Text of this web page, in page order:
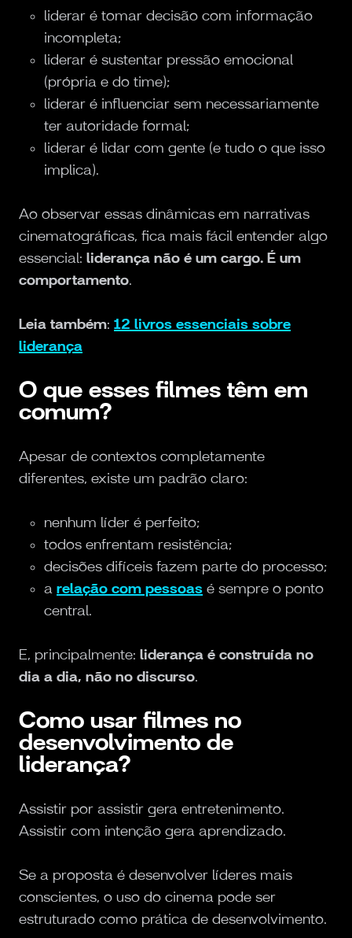
liderar é tomar decisão com informação
incompleta;
liderar é sustentar pressão emocional
(própria e do time);
liderar é influenciar sem necessariamente
ter autoridade formal;
liderar é lidar com gente (e tudo o que isso
implica).
Ao observar essas dinâmicas em narrativas
cinematográficas, fica mais fácil entender algo
essencial: liderança não é um cargo. É um
comportamento.
Leia também: 12 livros essenciais sobre
liderança
O que esses filmes têm em
comum?
Apesar de contextos completamente
diferentes, existe um padrão claro:
nenhum líder é perfeito;
todos enfrentam resistência;
decisões difíceis fazem parte do processo;
a relação com pessoas é sempre o ponto
central.
E, principalmente: liderança é construída no
dia a dia, não no discurso.
Como usar filmes no
desenvolvimento de
liderança?
Assistir por assistir gera entretenimento.
Assistir com intenção gera aprendizado.
Se a proposta é desenvolver líderes mais
conscientes, o uso do cinema pode ser
estruturado como prática de desenvolvimento.